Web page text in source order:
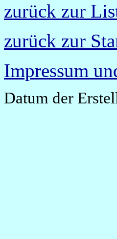
zurück zur
zurück zur
Impressum
Datum der